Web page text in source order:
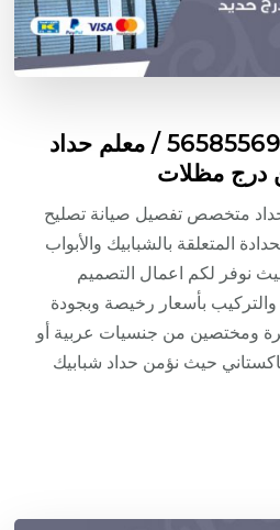
حداد شبابيك النعيم / 56585569 / معلم حداد
درج مظلات
حداد متخصص تفصيل صيانة تصليح
المتعلقة بالشبابيك والأبواب
نوفر لكم اعمال التصميم
والتركيب بأسعار رخيصة وبجودة
ومختصين من جنسيات عربية أو
حيث نؤمن حداد شبابيك